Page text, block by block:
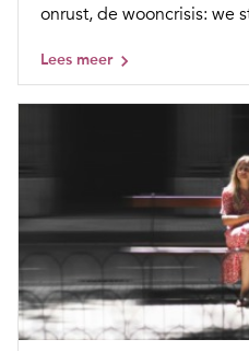
onrust, de wooncrisis: we
Lees meer